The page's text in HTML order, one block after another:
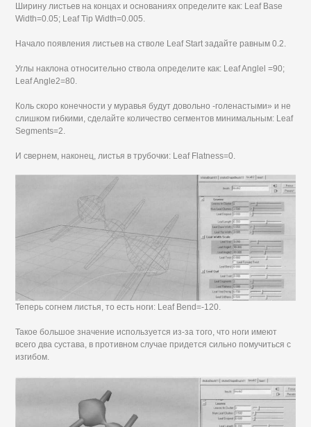
Ширину листьев на концах и основаниях определите как: Leaf Base
Width=0.05; Leaf Tip Width=0.005.
Начало появления листьев на стволе Leaf Start задайте равным 0.2.
Углы наклона относительно ствола определите как: Leaf Anglel =90;
Leaf Angle2=80.
Коль скоро конечности у муравья будут довольно -голенастыми» и не
слишком гибкими, сделайте количество сегментов минимальным: Leaf
Segments=2.
И свернем, наконец, листья в трубочки: Leaf Flatness=0.
Теперь согнем листья, то есть ноги: Leaf Bend=-120.
Такое большое значение используется из-за того, что ноги имеют
всего два сустава, в противном случае придется сильно помучиться с
изгибом.